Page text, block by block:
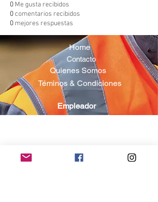
0 Me gusta recibidos
0comentarios recibidos
0 mejores respuestas
Home
Contacto
Quienes Somos
Téminos & Condiciones
Empleador
Publicar Trabajos
Postulante